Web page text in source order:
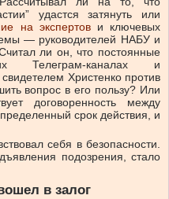
удастся затянуть или
на экспертови ключевых
— руководителей НАБУ и
ли он, что постоянные
Телеграм-каналах и
Христенко против
вопрос в его пользу? Или
договоренность между
срок действия, и
себя в безопасности.
подозрения, стало
в залог